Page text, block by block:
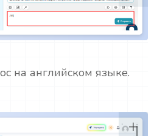
на английском языке.